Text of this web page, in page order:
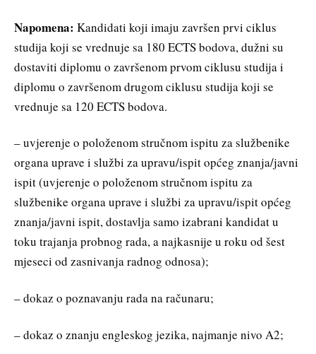
Napomena: Kandidati koji imaju završen prvi ciklus
studija koji se vrednuje sa 180 ECTS bodova, dužni su
dostaviti diplomu o završenom prvom ciklusu studija i
diplomu o završenom drugom ciklusu studija koji se
vrednuje sa 120 ECTS bodova.
– uvjerenje o položenom stručnom ispitu za službenike
organa uprave i službi za upravu/ispit općeg znanja/javni
ispit (uvjerenje o položenom stručnom ispitu za
službenike organa uprave i službi za upravu/ispit općeg
znanja/javni ispit, dostavlja samo izabrani kandidat u
toku trajanja probnog rada, a najkasnije u roku od šest
mjeseci od zasnivanja radnog odnosa);
– dokaz o poznavanju rada na računaru;
– dokaz o znanju engleskog jezika, najmanje nivo A2;